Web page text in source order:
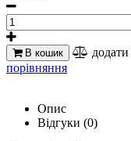
В кошик
порівняння
Опис
Відгуки (0)